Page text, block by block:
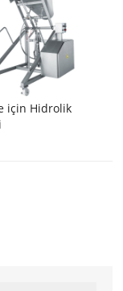
için Hidrolik